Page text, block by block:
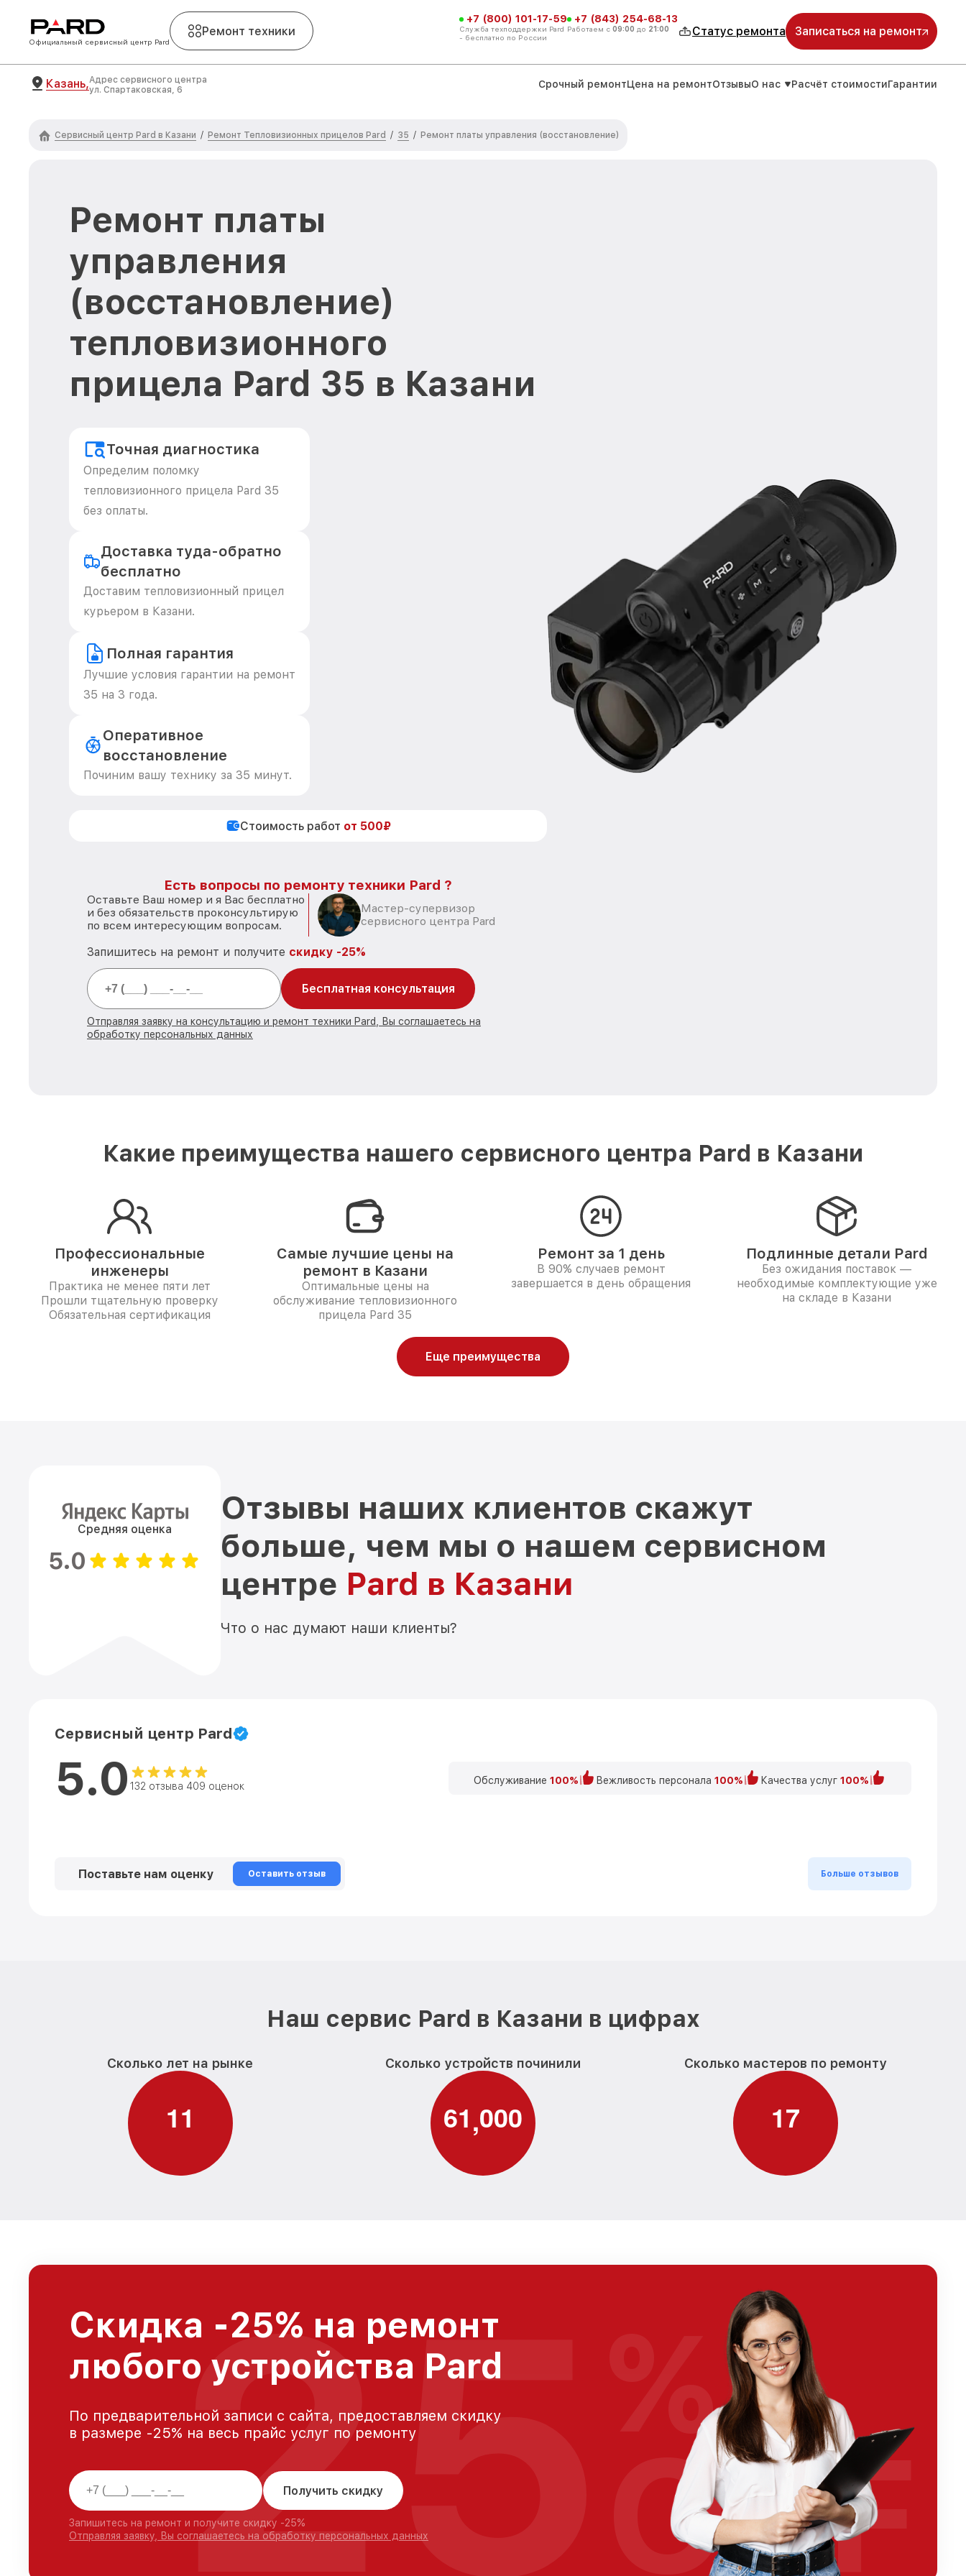
Официальный сервисный центр Pard
Ремонт техники
+7 (800) 101-17-59
Служба техподдержки Pard
- бесплатно по России
+7 (843) 254-68-13
Работаем с 09:00 до 21:00 Статус ремонта Записаться на ремонт
Казань,Адрес сервисного центра
ул. Спартаковская, 6
Срочный ремонтЦена на ремонтОтзывыО нас Расчёт стоимостиГарантии
Сервисный центр Pard в Казани / Ремонт Тепловизионных прицелов Pard / 35 / Ремонт платы управления (восстановление)
Ремонт платы
управления
(восстановление)
тепловизионного
прицела Pard 35 в Казани
Точная диагностика
Определим поломку
тепловизионного прицела Pard 35
без оплаты.
Доставка туда-обратно
бесплатно
Доставим тепловизионный прицел
курьером в Казани.
Полная гарантия
Лучшие условия гарантии на ремонт
35 на 3 года.
Оперативное
восстановление
Починим вашу технику за 35 минут.
Стоимость работ от 500₽
Есть вопросы по ремонту техники Pard ?
Оставьте Ваш номер и я Вас бесплатно
и без обязательств проконсультирую
по всем интересующим вопросам.
Мастер-супервизор
сервисного центра Pard
Запишитесь на ремонт и получите скидку -25%
Бесплатная консультация
Отправляя заявку на консультацию и ремонт техники Pard, Вы соглашаетесь на
обработку персональных данных
Какие преимущества нашего сервисного центра Pard в Казани
Профессиональные
инженеры
Практика не менее пяти лет
Прошли тщательную проверку
Обязательная сертификация
Самые лучшие цены на
ремонт в Казани
Оптимальные цены на
обслуживание тепловизионного
прицела Pard 35
Ремонт за 1 день
В 90% случаев ремонт
завершается в день обращения
Подлинные детали Pard
Без ожидания поставок —
необходимые комплектующие уже
на складе в Казани
Еще преимущества
Средняя оценка
5.0
Отзывы наших клиентов скажут
больше, чем мы о нашем сервисном
центре Pard в Казани
Что о нас думают наши клиенты?
Сервисный центр Pard
5.0 132 отзыва 409 оценок Обслуживание 100% Вежливость персонала 100% Качества услуг 100%
Поставьте нам оценку Оставить отзыв Больше отзывов
Наш сервис Pard в Казани в цифрах
Сколько лет на рынке
11
Сколько устройств починили
61,000
Сколько мастеров по ремонту
17
Скидка -25% на ремонт
любого устройства Pard
По предварительной записи с сайта, предоставляем скидку
в размере -25% на весь прайс услуг по ремонту
Получить скидку
Запишитесь на ремонт и получите скидку -25%
Отправляя заявку, Вы соглашаетесь на обработку персональных данных
25 %
OFF